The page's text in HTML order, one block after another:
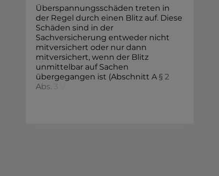
Überspannungsschäden treten in
der Regel durch einen Blitz auf. Diese
Schäden sind in der
Sachversicherung entweder nicht
mitversichert oder nur dann
mitversichert, wenn der Blitz
unmittelbar auf Sachen
übergegangen ist (Abschnitt A § 2
Abs. 3